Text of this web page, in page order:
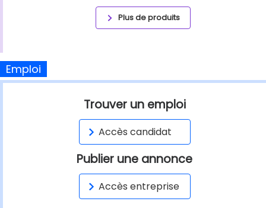
Plus de produits
Emploi
Trouver un emploi
Accès candidat
Publier une annonce
Accès entreprise